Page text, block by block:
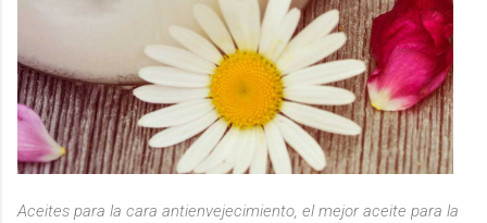
Aceites para la cara antienvejecimiento, el mejor aceite para la